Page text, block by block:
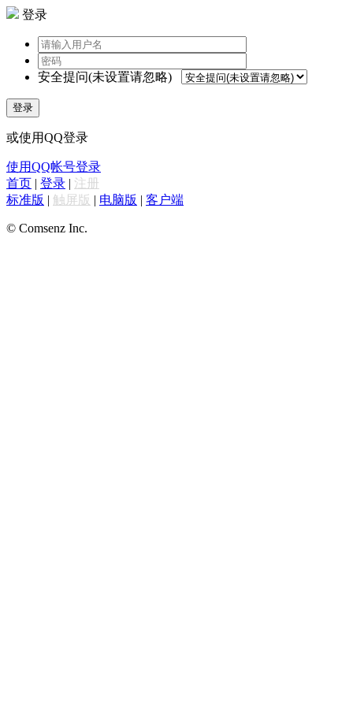
登录
安全提问(未设置请忽略)
登录
或使用QQ登录
使用QQ帐号登录
首页 | 登录 | 注册
标准版 | 触屏版 | 电脑版 | 客户端
© Comsenz Inc.